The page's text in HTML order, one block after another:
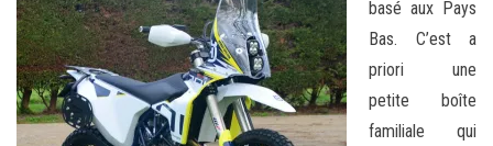
basé aux Pays
Bas. C’est a
priori une
petite boîte
familiale qui